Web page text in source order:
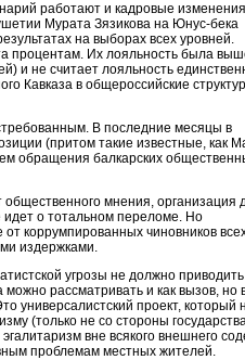
работают и кадровые изменения
Мурата Зязикова на Юнус-бека
на выборах всех уровней.
процентам. Их лояльность была
и не считает лояльность
Кавказа в общероссийские
В последние месяцы в
(притом такие известные, как
обращения балкарских
общественного мнения, организация
идет о тотальном переломе. Но
коррумпированных чиновников
издержками.
угрозы не должно приводить
рассматривать и как вызов, но
универсалистский проект, который
(только не со стороны
вне всякого внешнего
проблемам местных жителей.